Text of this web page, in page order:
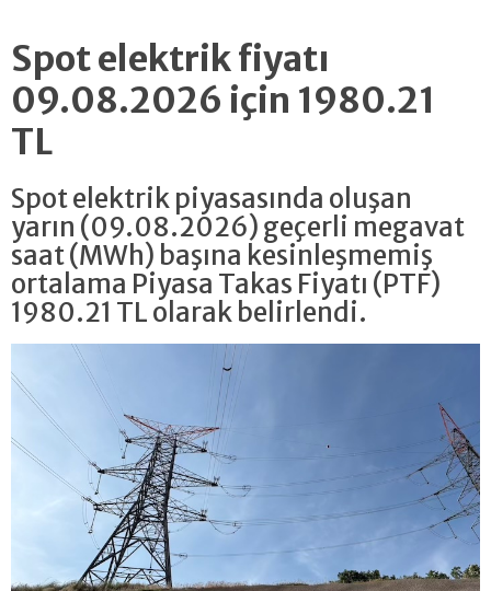
Spot elektrik fiyatı
09.08.2026 için 1980.21
TL
Spot elektrik piyasasında oluşan
yarın (09.08.2026) geçerli megavat
saat (MWh) başına kesinleşmemiş
ortalama Piyasa Takas Fiyatı (PTF)
1980.21 TL olarak belirlendi.